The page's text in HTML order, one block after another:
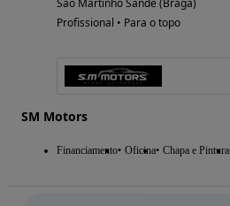
Profissional • Para o topo
SM Motors
Financiamento Oficina Chapa e Pintura